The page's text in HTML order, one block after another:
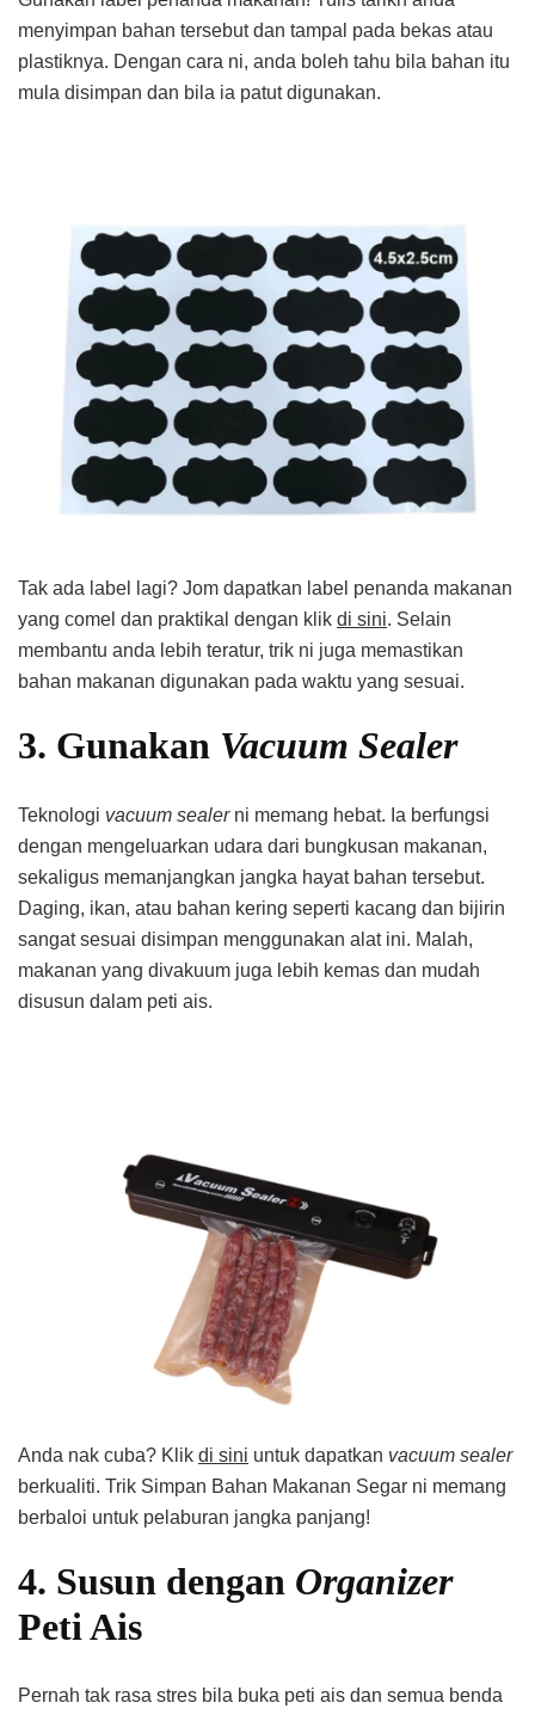
menyimpan bahan tersebut dan tampal pada bekas atau
plastiknya. Dengan cara ni, anda boleh tahu bila bahan itu
mula disimpan dan bila ia patut digunakan.
Tak ada label lagi? Jom dapatkan label penanda makanan
yang comel dan praktikal dengan klik di sini. Selain
membantu anda lebih teratur, trik ni juga memastikan
bahan makanan digunakan pada waktu yang sesuai.
3. Gunakan Vacuum Sealer
Teknologi vacuum sealerni memang hebat. Ia berfungsi
dengan mengeluarkan udara dari bungkusan makanan,
sekaligus memanjangkan jangka hayat bahan tersebut.
Daging, ikan, atau bahan kering seperti kacang dan bijirin
sangat sesuai disimpan menggunakan alat ini. Malah,
makanan yang divakuum juga lebih kemas dan mudah
disusun dalam peti ais.
Anda nak cuba? Klik di sini untuk dapatkan vacuum sealer
berkualiti. Trik Simpan Bahan Makanan Segar ni memang
berbaloi untuk pelaburan jangka panjang!
4. Susun dengan Organizer
Peti Ais
Pernah tak rasa stres bila buka peti ais dan semua benda